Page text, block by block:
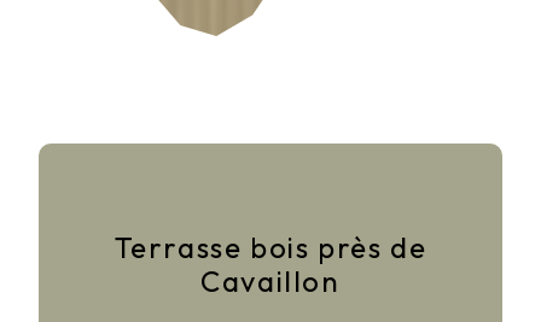
Terrasse bois près de
Cavaillon